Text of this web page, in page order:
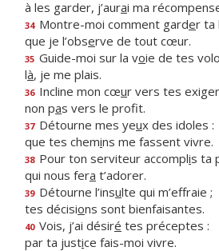
à les garder, j’aurai ma
34 Montre-moi comment garder ta
que je l’observe de tout cœur.
35 Guide-moi sur la voie de tes
là, je me plais.
36 Incline mon cœur vers tes
non pas vers le profit.
37 Détourne mes yeux des idoles :
que tes chemins me fassent vivre.
38 Pour ton serviteur accomplis ta
qui nous fera t’adorer.
39 Détourne l’insulte qui m’effraie ;
tes décisions sont bienfaisantes.
40 Vois, j’ai désiré tes préceptes :
par ta justice fais-moi vivre.